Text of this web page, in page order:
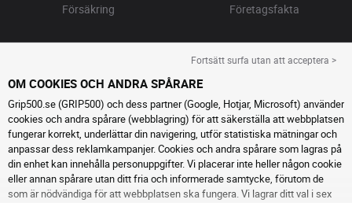
Försäkring
Företagsfakta
Fortsätt surfa utan att acceptera >
OM COOKIES OCH ANDRA SPÅRARE
Grip500.se (GRIP500) och dess partner (Google, Hotjar, Microsoft) använder
cookies och andra spårare (webblagring) för att säkerställa att webbplatsen
fungerar korrekt, underlättar din navigering, utför statistiska mätningar och
anpassar dess reklamkampanjer. Cookies och andra spårare som lagras på
din enhet kan innehålla personuppgifter. Vi placerar inte heller någon cookie
eller annan spårare utan ditt fria och informerade samtycke, förutom de
som är nödvändiga för att webbplatsen ska fungera. Vi lagrar ditt val i sex